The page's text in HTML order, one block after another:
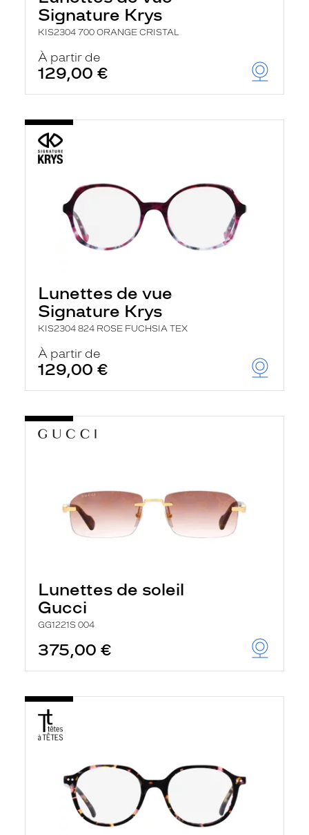
Signature Krys
KIS2304 700 ORANGE CRISTAL
À partir de
129,00 €
Lunettes de vue
Signature Krys
KIS2304 824 ROSE FUCHSIA TEX
À partir de
129,00 €
Lunettes de soleil
Gucci
GG1221S 004
375,00 €